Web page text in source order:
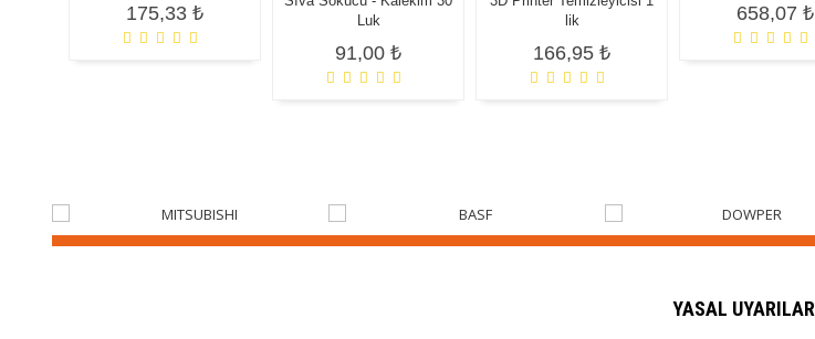
175,33 ₺
Luk
91,00 ₺
lik
166,95 ₺
658,07 ₺
YASAL UYARILAR